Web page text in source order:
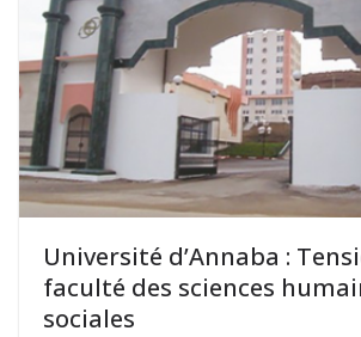
Université d’Annaba :
faculté des sciences
sociales